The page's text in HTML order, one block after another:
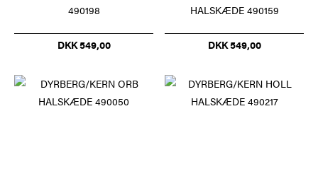
490198
DKK 549,00
HALSKÆDE 490159
DKK 549,00